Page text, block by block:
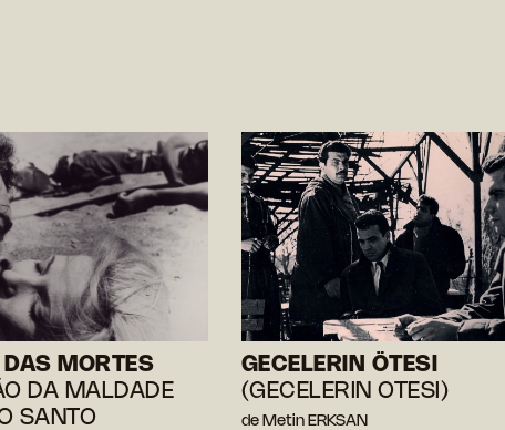
MORTES
DA MALDADE
SANTO
GECELERIN ÖTESI
(GECELERIN OTESI)
de Metin ERKSAN